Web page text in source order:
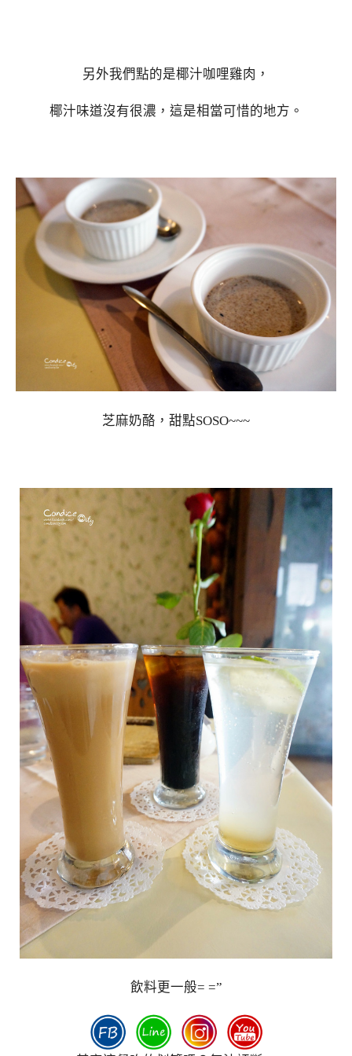
另外我們點的是椰汁咖哩雞肉，
椰汁味道沒有很濃，這是相當可惜的地方。
芝麻奶酪，甜點SOSO~~~
飲料更一般= =”